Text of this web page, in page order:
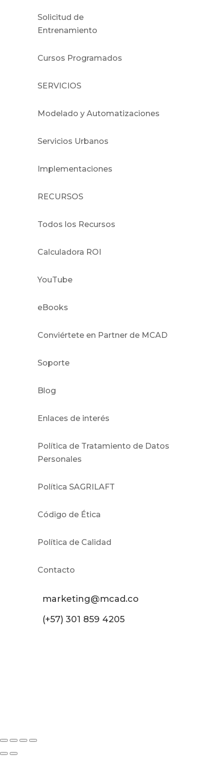
Solicitud de
Entrenamiento
Cursos Programados
SERVICIOS
Modelado y Automatizaciones
Servicios Urbanos
Implementaciones
RECURSOS
Todos los Recursos
Calculadora ROI
YouTube
eBooks
Conviértete en Partner de MCAD
Soporte
Blog
Enlaces de interés
Política de Tratamiento de Datos
Personales
Política SAGRILAFT
Código de Ética
Política de Calidad
Contacto
marketing@mcad.co
(+57) 301 859 4205